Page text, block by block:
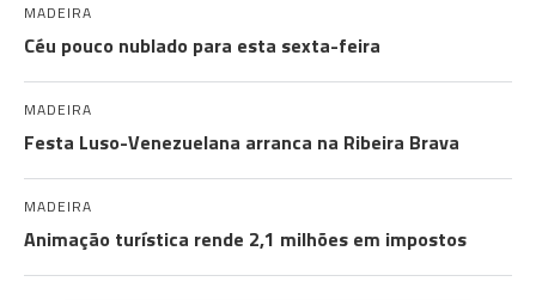
MADEIRA
Céu pouco nublado para esta sexta-feira
MADEIRA
Festa Luso-Venezuelana arranca na Ribeira Brava
MADEIRA
Animação turística rende 2,1 milhões em impostos